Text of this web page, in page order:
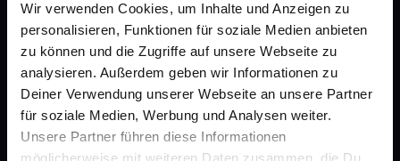
Wir verwenden Cookies, um Inhalte und Anzeigen zu
personalisieren, Funktionen für soziale Medien anbieten
zu können und die Zugriffe auf unsere Webseite zu
analysieren. Außerdem geben wir Informationen zu
Deiner Verwendung unserer Webseite an unsere Partner
für soziale Medien, Werbung und Analysen weiter.
Unsere Partner führen diese Informationen
Über uns
Karriere